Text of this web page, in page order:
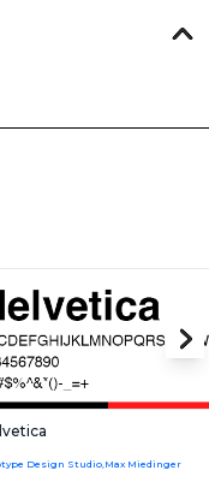
Design Studio,Max Miedinger